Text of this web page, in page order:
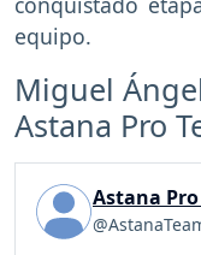
equipo.
Miguel
Astana Pro
Astana Pro